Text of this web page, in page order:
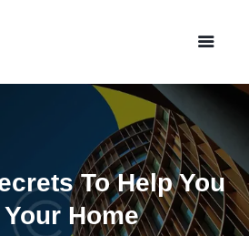
To Help You
Home
Nous